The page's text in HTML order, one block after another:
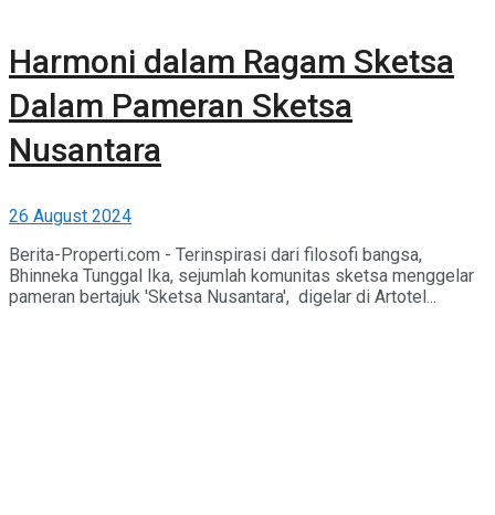
Harmoni dalam Ragam Sketsa
Dalam Pameran Sketsa
Nusantara
26 August 2024
Berita-Properti.com - Terinspirasi dari filosofi bangsa,
Bhinneka Tunggal Ika, sejumlah komunitas sketsa menggelar
pameran bertajuk 'Sketsa Nusantara', digelar di Artotel...